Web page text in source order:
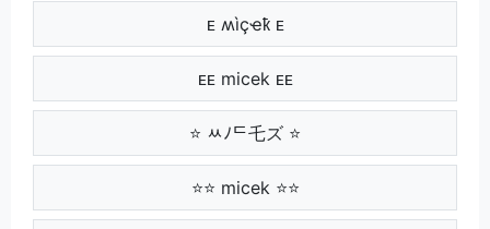
ᴇ ʍìçҽҟ ᴇ
ᴇᴇ micek ᴇᴇ
⭐ ﾶﾉᄃ乇ズ ⭐
⭐⭐ micek ⭐⭐